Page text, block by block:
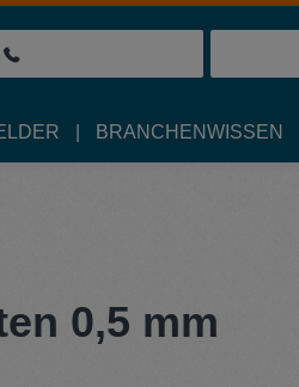
BRANCHENWISSEN
0,5 mm